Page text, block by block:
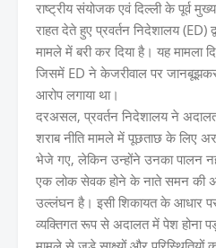
राष्ट्रीय संयोजक एवं दिल्ली के पूर्व
राहत देते हुए प्रवर्तन निदेशालय (ED)
मामले में बरी कर दिया है। यह मामला
जिसमें ED ने केजरीवाल पर
आरोप लगाया था।
दरअसल, प्रवर्तन निदेशालय ने
शराब नीति मामले में पूछताछ के लिए
भेजे गए, लेकिन उन्होंने उनका पालन
एक लोक सेवक होने के नाते समन की
उल्लंघन है। इसी शिकायत के आधार पर
व्यक्तिगत रूप से अदालत में पेश होना